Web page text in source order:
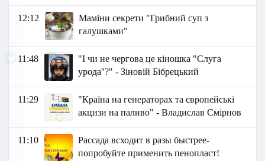
12:12
Маміни секрети "Грибний суп з
галушками"
11:48
"І чи не чергова це кіношка "Слуга
урода''?" - Зіновій Бібрецький
11:29
"Країна на генераторах та європейські
акцизи на паливо" - Владислав Смірнов
11:10
Рассада всходит в разы быстрее-
попробуйте применить пенопласт!